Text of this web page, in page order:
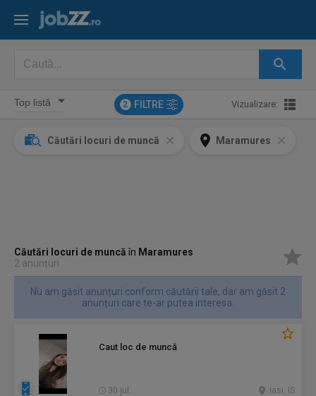
2 FILTRE Vizualizare:
Căutări locuri de muncă Maramures
Căutări locuri de muncăîn Maramures
2 anunțuri
Nu am găsit anunțuri conform căutării tale, dar am găsit 2
anunțuri care te-ar putea interesa.
Caut loc de muncă
30 jul. Iasi, IS